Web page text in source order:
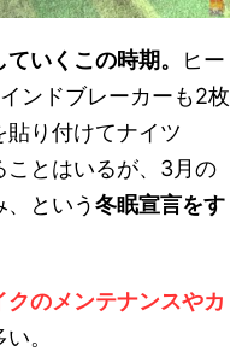
いくこの時期。
ヒー
ンドブレーカーも2枚
り付けてナイツ
とはいるが、3月の
という冬眠宣言をす
のメンテナンスやカ
。